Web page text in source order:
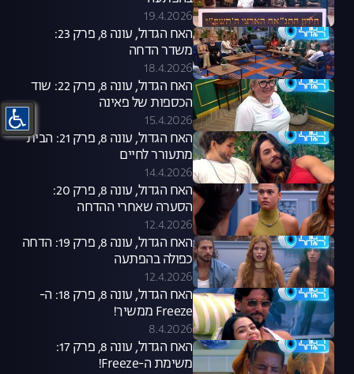
19.4.2026
האח הגדול, עונה 8, פרק 23:
משדר הדחה
18.4.2026
האח הגדול, עונה 8, פרק 22: שוד
הכספות של פאינה
15.4.2026
האח הגדול, עונה 8, פרק 21: הבית
מתעורר לחיים
14.4.2026
האח הגדול, עונה 8, פרק 20:
הסערה שאחרי ההדחה
12.4.2026
האח הגדול, עונה 8, פרק 19: הדחה
כפולה בהפתעה
12.4.2026
האח הגדול, עונה 8, פרק 18: ה-
Freeze ממשיך!
8.4.2026
האח הגדול, עונה 8, פרק 17:
משימת ה-Freeze!